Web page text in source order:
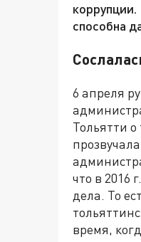
способна
6 апреля
Тольятти
что в 2016
дела. То
время,